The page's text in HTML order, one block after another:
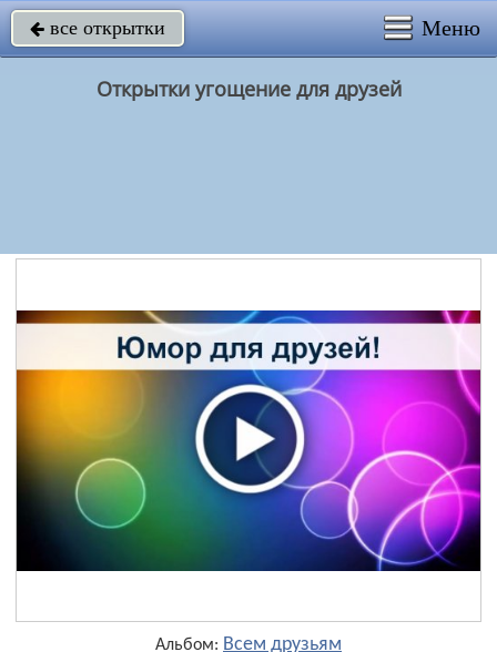
 все открытки Меню
Открытки угощение для друзей
Альбом: Всем друзьям